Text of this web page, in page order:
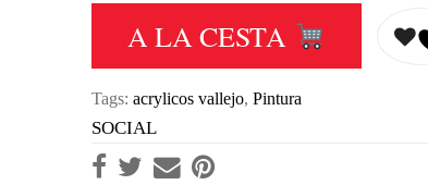
A LA CESTA
Tags: acrylicos vallejo, Pintura
SOCIAL